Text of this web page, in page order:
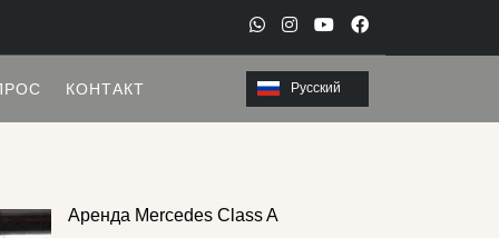
h
n
o
a
КОНТАКТ Русский
Аренда Mercedes Class A